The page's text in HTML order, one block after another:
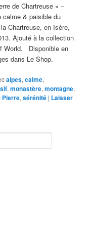
de Chartreuse » –
calme & paisible du
Chartreuse, en Isère,
Ajouté à la collection
World. Disponible en
dans Le Shop.
alpes,calme,
,monastère,montagne,
Pierre,sérénité | Laisser